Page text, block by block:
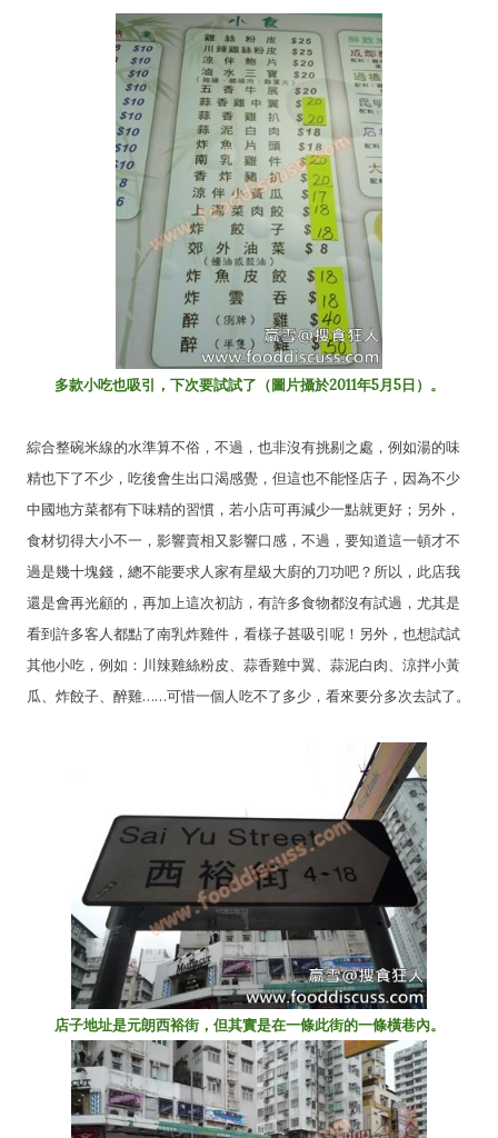
多款小吃也吸引，下次要試試了（圖片攝於2011年5月5日）。
綜合整碗米線的水準算不俗，不過，也非沒有挑剔之處，例如湯的味
精也下了不少，吃後會生出口渴感覺，但這也不能怪店子，因為不少
中國地方菜都有下味精的習慣，若小店可再減少一點就更好；另外，
食材切得大小不一，影響賣相又影響口感，不過，要知道這一頓才不
過是幾十塊錢，總不能要求人家有星級大廚的刀功吧？所以，此店我
還是會再光顧的，再加上這次初訪，有許多食物都沒有試過，尤其是
看到許多客人都點了南乳炸雞件，看樣子甚吸引呢！另外，也想試試
其他小吃，例如：川辣雞絲粉皮、蒜香雞中翼、蒜泥白肉、涼拌小黃
瓜、炸餃子、醉雞……可惜一個人吃不了多少，看來要分多次去試了。
店子地址是元朗西裕街，但其實是在一條此街的一條橫巷內。